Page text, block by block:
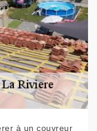
à un couvreur